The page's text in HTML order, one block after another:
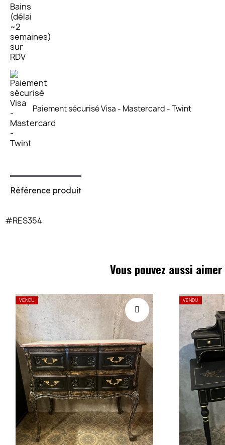
Paiement sécurisé Visa - Mastercard - Twint
Référence produit
#RES354
Vous pouvez aussi aimer
VENDU VENDU